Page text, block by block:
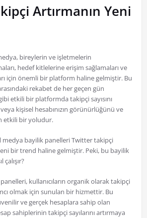
Artırmanın Yeni
bireylerin ve işletmelerin
hedef kitlelerine erişim sağlamaları ve
için önemli bir platform haline gelmiştir. Bu
rekabet de her geçen gün
etkili bir platformda takipçi sayısını
kişisel hesabınızın görünürlüğünü ve
etkili bir yoludur.
medya bayilik panelleri Twitter takipçi
bir trend haline gelmiştir. Peki, bu bayilik
kullanıcıların organik olarak takipçi
olmak için sunulan bir hizmettir. Bu
ve gerçek hesaplara sahip olan
sahiplerinin takipçi sayılarını artırmaya